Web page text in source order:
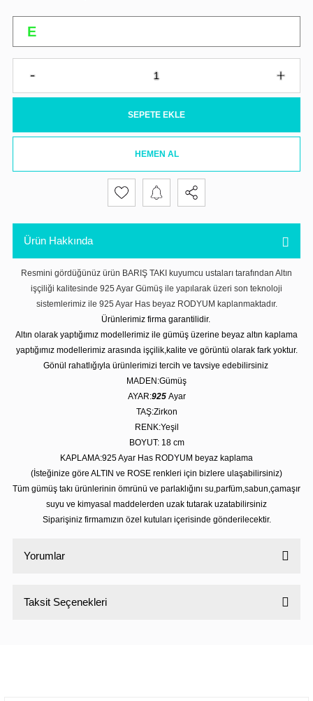
SEPETE EKLE
HEMEN AL
Ürün Hakkında
Resmini gördüğünüz ürün BARIŞ TAKI kuyumcu ustaları tarafından Altın
işçiliği kalitesinde 925 Ayar Gümüş ile yapılarak üzeri son teknoloji
sistemlerimiz ile 925 Ayar Has beyaz RODYUM kaplanmaktadır.
Ürünlerimiz firma garantilidir.
Altın olarak yaptığımız modellerimiz ile gümüş üzerine beyaz altın kaplama
yaptığımız modellerimiz arasında işçilik,kalite ve görüntü olarak fark yoktur.
Gönül rahatlığıyla ürünlerimizi tercih ve tavsiye edebilirsiniz
MADEN:Gümüş
AYAR:925 Ayar
TAŞ:Zirkon
RENK:Yeşil
BOYUT: 18 cm
KAPLAMA:925 Ayar Has RODYUM beyaz kaplama
(İsteğinize göre ALTIN ve ROSE renkleri için bizlere ulaşabilirsiniz)
Tüm gümüş takı ürünlerinin ömrünü ve parlaklığını su,parfüm,sabun,çamaşır
suyu ve kimyasal maddelerden uzak tutarak uzatabilirsiniz
Siparişiniz firmamızın özel kutuları içerisinde gönderilecektir.
Yorumlar
Taksit Seçenekleri